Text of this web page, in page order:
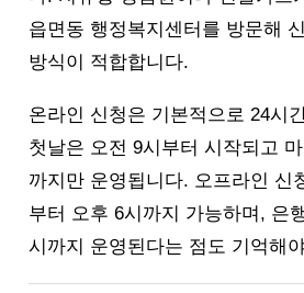
읍면동 행정복지센터를 방문해
방식이 적합합니다.
온라인 신청은 기본적으로 24시
첫날은 오전 9시부터 시작되고
까지만 운영됩니다. 오프라인 신
부터 오후 6시까지 가능하며, 은
시까지 운영된다는 점도 기억해